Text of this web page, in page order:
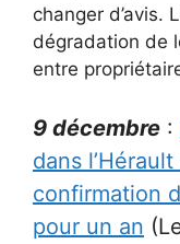
changer d’avis.
dégradation de
entre
9 décembre :
dans
confirmation
pour un an